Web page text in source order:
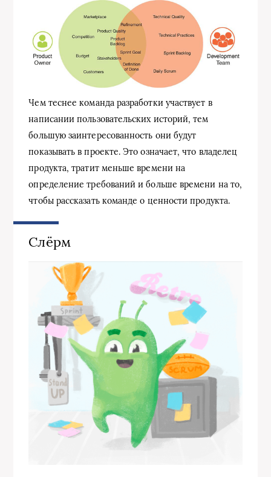
Чем теснее команда разработки участвует в
написании пользовательских историй, тем
большую заинтересованность они будут
показывать в проекте. Это означает, что владелец
продукта, тратит меньше времени на
определение требований и больше времени на то,
чтобы рассказать команде о ценности продукта.
Слёрм